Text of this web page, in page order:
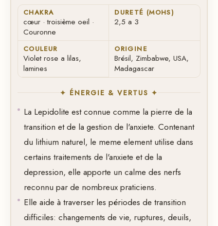
CHAKRA
cœur · troisième oeil ·
Couronne
DURETÉ (MOHS)
2,5 a 3
COULEUR
Violet rose a lilas,
lamines
ORIGINE
Brésil, Zimbabwe, USA,
Madagascar
✦ ÉNERGIE & VERTUS ✦
La Lepidolite est connue comme la pierre de la
transition et de la gestion de l'anxiete. Contenant
du lithium naturel, le meme element utilise dans
certains traitements de l'anxiete et de la
depression, elle apporte un calme des nerfs
reconnu par de nombreux praticiens.
Elle aide à traverser les périodes de transition
difficiles: changements de vie, ruptures, deuils,